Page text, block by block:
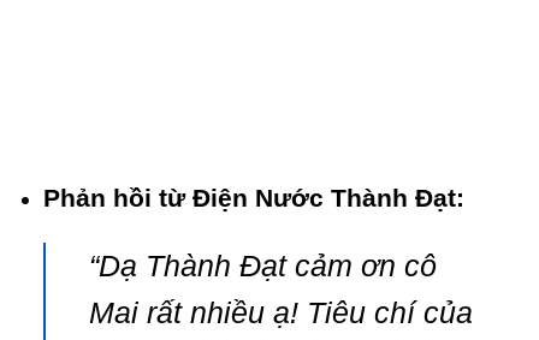
Phản hồi từ Điện Nước Thành Đạt:
“Dạ Thành Đạt cảm ơn cô
Mai rất nhiều ạ! Tiêu chí của